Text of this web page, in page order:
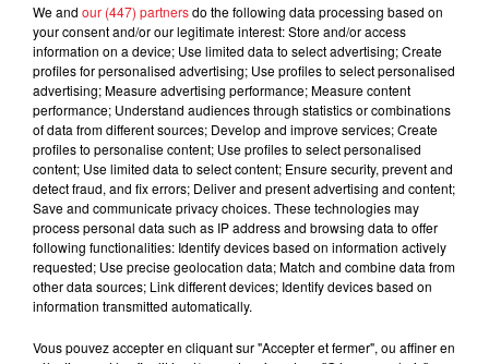
LES DERNIÈRES NEWS Voir plus
Jay-Z se bat contre la grand-mère
d'un homme prétendant être son fils
We and our (447) partnersdo the following data processing based on
your consent and/or our legitimate interest: Store and/or access
information on a device; Use limited data to select advertising; Create
profiles for personalised advertising; Use profiles to select personalised
advertising; Measure advertising performance; Measure content
performance; Understand audiences through statistics or combinations
of data from different sources; Develop and improve services; Create
profiles to personalise content; Use profiles to select personalised
content; Use limited data to select content; Ensure security, prevent and
detect fraud, and fix errors; Deliver and present advertising and content;
Save and communicate privacy choices. These technologies may
process personal data such as IP address and browsing data to offer
following functionalities: Identify devices based on information actively
requested; Use precise geolocation data; Match and combine data from
other data sources; Link different devices; Identify devices based on
information transmitted automatically.
Vous pouvez accepter en cliquant sur "Accepter et fermer", ou affiner en